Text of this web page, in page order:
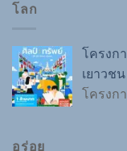
โลก
โครงก
เยาวชน
โครงก
อร่อย